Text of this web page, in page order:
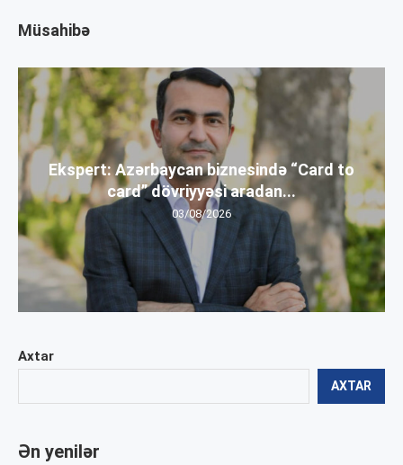
Axtar
AXTAR
Ən yenilər
Müsahibə
Ekspert: Azərbaycan biznesində “Card to
card” dövriyyəsi aradan...
03/08/2026